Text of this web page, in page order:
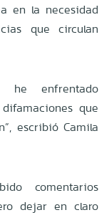
en la necesidad
que circulan
he enfrentado
que
escribió Camila
comentarios
dejar en claro